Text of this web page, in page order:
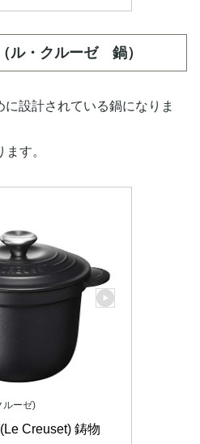
ル・クルーゼ 鍋）
設計されている鍋になりま
す。
ルーゼ)
Creuset) 鋳物